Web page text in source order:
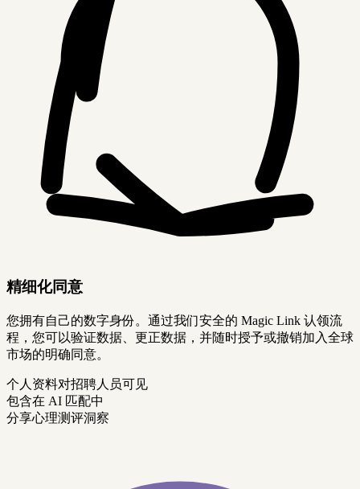
精细化同意
您拥有自己的数字身份。通过我们安全的 Magic Link 认领流
程，您可以验证数据、更正数据，并随时授予或撤销加入全球
市场的明确同意。
个人资料对招聘人员可见
包含在 AI 匹配中
分享心理测评洞察